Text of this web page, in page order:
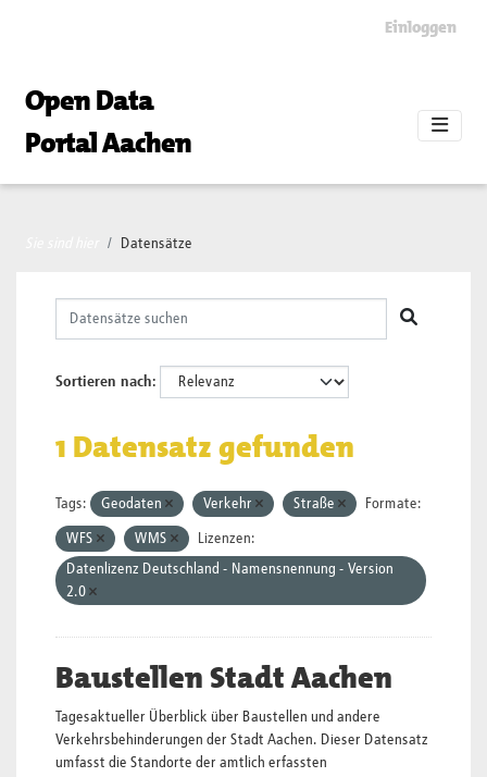
Einloggen
Open Data
Portal Aachen
Datensätze
Sortieren nach
1 Datensatz gefunden
Tags: Geodaten Verkehr Straße Formate:
WFS WMS
Lizenzen:
Datenlizenz Deutschland - Namensnennung - Version
2.0
Baustellen Stadt Aachen
Tagesaktueller Überblick über Baustellen und andere
Verkehrsbehinderungen der Stadt Aachen. Dieser Datensatz
umfasst die Standorte der amtlich erfassten